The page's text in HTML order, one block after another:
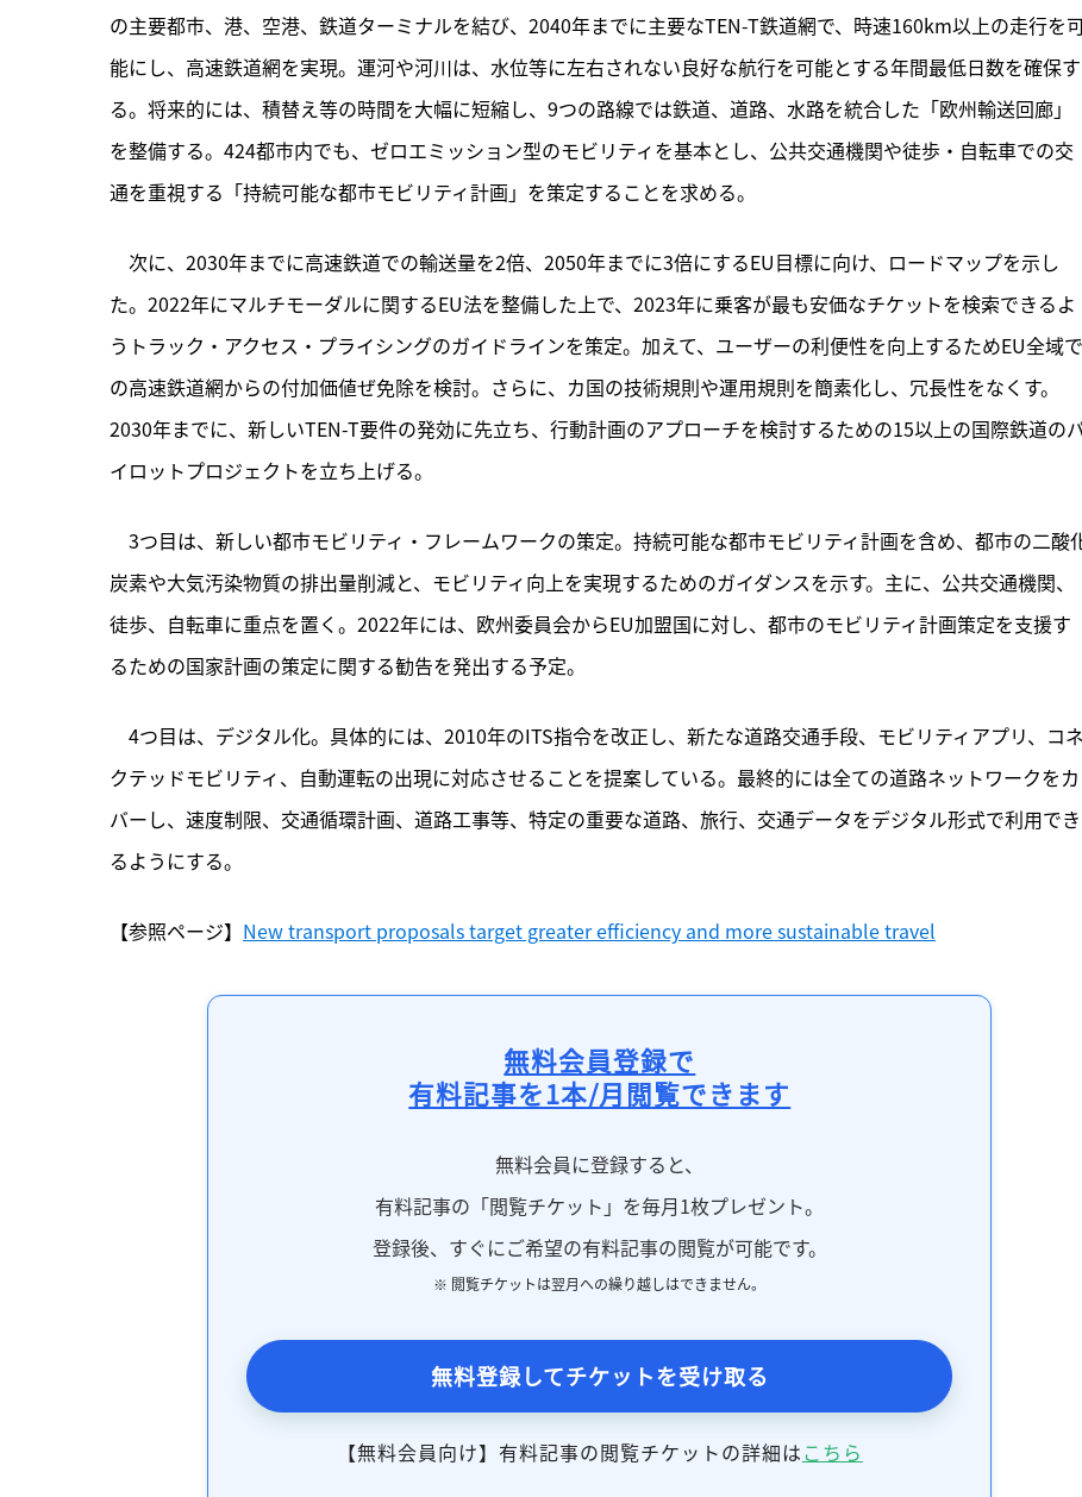
の主要都市、港、空港、鉄道ターミナルを結び、2040年までに主要なTEN-T鉄道網で、時速160km以上の走行を
能にし、高速鉄道網を実現。運河や河川は、水位等に左右されない良好な航行を可能とする年間最低日数を確保す
る。将来的には、積替え等の時間を大幅に短縮し、9つの路線では鉄道、道路、水路を統合した「欧州輸送回廊」
を整備する。424都市内でも、ゼロエミッション型のモビリティを基本とし、公共交通機関や徒歩・自転車での交
通を重視する「持続可能な都市モビリティ計画」を策定することを求める。
次に、2030年までに高速鉄道での輸送量を2倍、2050年までに3倍にするEU目標に向け、ロードマップを示し
た。2022年にマルチモーダルに関するEU法を整備した上で、2023年に乗客が最も安価なチケットを検索できるよ
うトラック・アクセス・プライシングのガイドラインを策定。加えて、ユーザーの利便性を向上するためEU全域で
の高速鉄道網からの付加価値ぜ免除を検討。さらに、カ国の技術規則や運用規則を簡素化し、冗長性をなくす。
2030年までに、新しいTEN-T要件の発効に先立ち、行動計画のアプローチを検討するための15以上の国際鉄道の
イロットプロジェクトを立ち上げる。
3つ目は、新しい都市モビリティ・フレームワークの策定。持続可能な都市モビリティ計画を含め、都市の二酸
炭素や大気汚染物質の排出量削減と、モビリティ向上を実現するためのガイダンスを示す。主に、公共交通機関、
徒歩、自転車に重点を置く。2022年には、欧州委員会からEU加盟国に対し、都市のモビリティ計画策定を支援す
るための国家計画の策定に関する勧告を発出する予定。
4つ目は、デジタル化。具体的には、2010年のITS指令を改正し、新たな道路交通手段、モビリティアプリ、コネ
クテッドモビリティ、自動運転の出現に対応させることを提案している。最終的には全ての道路ネットワークをカ
バーし、速度制限、交通循環計画、道路工事等、特定の重要な道路、旅行、交通データをデジタル形式で利用でき
るようにする。
【参照ページ】 New transport proposals target greater efficiency and more sustainable travel
無料会員登録で
有料記事を1本/月閲覧できます
無料会員に登録すると、
有料記事の「閲覧チケット」を毎月1枚プレゼント。
登録後、すぐにご希望の有料記事の閲覧が可能です。
※ 閲覧チケットは翌月への繰り越しはできません。
無料登録してチケットを受け取る
【無料会員向け】有料記事の閲覧チケットの詳細はこちら
ログインが必要です
ログイン